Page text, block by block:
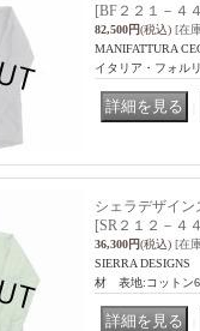
[BF２２１－４
82,500円(税込) [在
MANIFATTURA
イタリア・フォル
シェラデザイ
[SR２１２－４
36,300円(税込) [在
SIERRA
材 表地:コットン